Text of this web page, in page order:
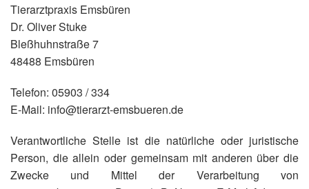
Tierarztpraxis Emsbüren
Dr. Oliver Stuke
Bleßhuhnstraße 7
48488 Emsbüren
Telefon: 05903 / 334
E-Mail: info@tierarzt-emsbueren.de
Verantwortliche Stelle ist die natürliche oder juristische
Person, die allein oder gemeinsam mit anderen über die
Zwecke und Mittel der Verarbeitung von